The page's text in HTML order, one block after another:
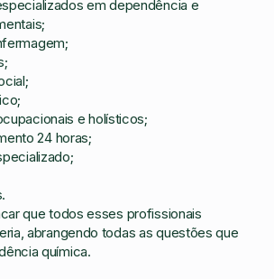
em dependência e
e holísticos;
24 horas;
que todos esses profissionais
abrangendo todas as questões que
química.